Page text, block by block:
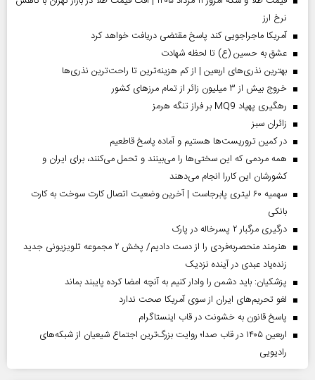
نرخ ارز
آمریکا ماجراجویی کند پاسخ مقتضی دریافت خواهد کرد
عشق به حسین (ع) تا لحظه شهادت
بهترین نذری‌های اربعین | از کم هزینه‌ترین تا راحت‌ترین نذری‌ها
خروج بیش از ۳ میلیون زائر از تمام مرز‌های کشور
رهگیری پهپاد MQ9 بر فراز تنگه هرمز
‌زائران سبز
در کمین تروریست‌ها هستیم و آماده پاسخ قاطعیم
همه مردمی که این سختی‌ها را می‌بینند و تحمل می‌کنند، برای ایران و
کشورشان این کاررا انجام می‌دهند
سهمیه ۶۰ لیتری پابرجاست | آخرین وضعیت اتصال کارت سوخت به کارت
بانکی
درگیری مرگبار ۲ پسرخاله در پارک
هنرمند منحصر‌به‌فردی را از دست دادیم/ پخش ۲ مجموعه تلویزیونی جدید
زنده‌یاد عبدی در آینده نزدیک
پزشکیان: باید دشمن را وادار کنیم به آنچه امضا کرده پایبند بماند
لغو تحریم‌های ایران از سوی آمریکا صحت ندارد
پاسخ قانون به خشونت در قاب اینستاگرام
اربعین ۱۴۰۵ در قاب صدا؛ روایت بزرگ‌ترین اجتماع شیعیان از شبکه‌های
رادیویی